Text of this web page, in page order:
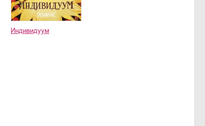
Индивидуум